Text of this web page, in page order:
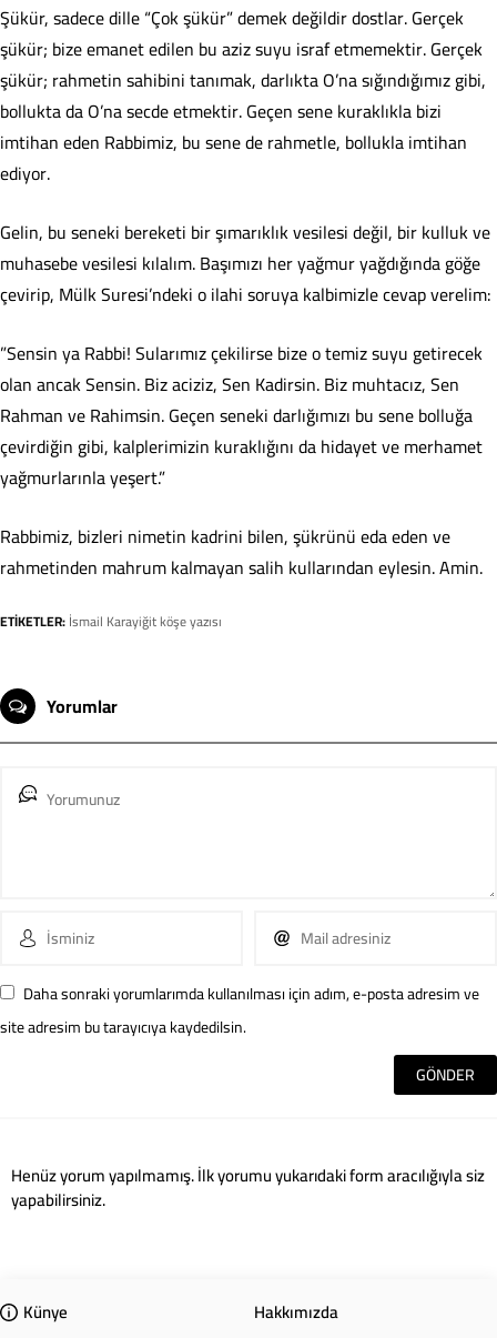
​Şükür, sadece dille “Çok şükür” demek değildir dostlar. Gerçek
şükür; bize emanet edilen bu aziz suyu israf etmemektir. Gerçek
şükür; rahmetin sahibini tanımak, darlıkta O’na sığındığımız gibi,
bollukta da O’na secde etmektir. Geçen sene kuraklıkla bizi
imtihan eden Rabbimiz, bu sene de rahmetle, bollukla imtihan
ediyor.
​Gelin, bu seneki bereketi bir şımarıklık vesilesi değil, bir kulluk ve
muhasebe vesilesi kılalım. Başımızı her yağmur yağdığında göğe
çevirip, Mülk Suresi’ndeki o ilahi soruya kalbimizle cevap verelim:
​”Sensin ya Rabbi! Sularımız çekilirse bize o temiz suyu getirecek
olan ancak Sensin. Biz aciziz, Sen Kadirsin. Biz muhtacız, Sen
Rahman ve Rahimsin. Geçen seneki darlığımızı bu sene bolluğa
çevirdiğin gibi, kalplerimizin kuraklığını da hidayet ve merhamet
yağmurlarınla yeşert.”
​Rabbimiz, bizleri nimetin kadrini bilen, şükrünü eda eden ve
rahmetinden mahrum kalmayan salih kullarından eylesin. Amin.
ETİKETLER:İsmail Karayiğit köşe yazısı
Yorumlar
Daha sonraki yorumlarımda kullanılması için adım, e-posta adresim ve
site adresim bu tarayıcıya kaydedilsin.
Henüz yorum yapılmamış. İlk yorumu yukarıdaki form aracılığıyla siz
yapabilirsiniz.
Künye Hakkımızda